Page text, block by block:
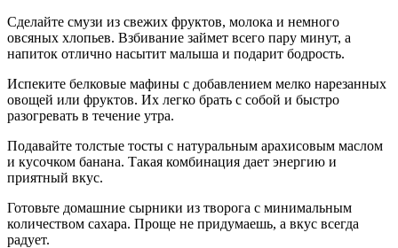
Сделайте смузи из свежих фруктов, молока и немного
овсяных хлопьев. Взбивание займет всего пару минут, а
напиток отлично насытит малыша и подарит бодрость.
Испеките белковые мафины с добавлением мелко нарезанных
овощей или фруктов. Их легко брать с собой и быстро
разогревать в течение утра.
Подавайте толстые тосты с натуральным арахисовым маслом
и кусочком банана. Такая комбинация дает энергию и
приятный вкус.
Готовьте домашние сырники из творога с минимальным
количеством сахара. Проще не придумаешь, а вкус всегда
радует.